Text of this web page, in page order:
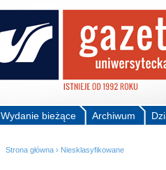
Archiwum
Wydanie bieżące
Strona główna › Niesklasyfikowane